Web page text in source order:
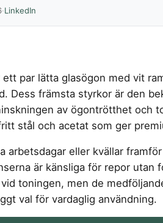
·LinkedIn
par lätta glasögon med vit
Dess främsta styrkor är den
av ögontrötthet och
stål och acetat som ger
arbetsdagar eller kvällar
är känsliga för repor utan
toningen, men de
val för vardaglig användning.